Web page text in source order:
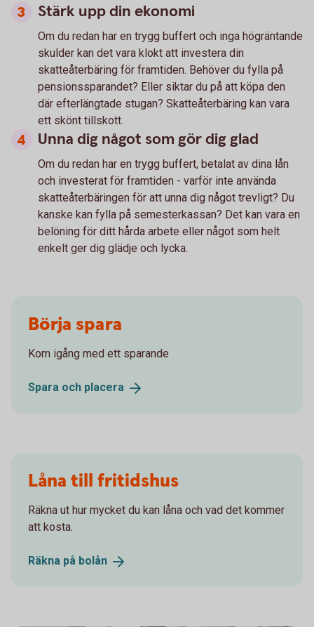
Stärk upp din ekonomi
Om du redan har en trygg buffert och inga högräntande
skulder kan det vara klokt att investera din
skatteåterbäring för framtiden. Behöver du fylla på
pensionssparandet? Eller siktar du på att köpa den
där efterlängtade stugan? Skatteåterbäring kan vara
ett skönt tillskott.
Unna dig något som gör dig glad
Om du redan har en trygg buffert, betalat av dina lån
och investerat för framtiden - varför inte använda
skatteåterbäringen för att unna dig något trevligt? Du
kanske kan fylla på semesterkassan? Det kan vara en
belöning för ditt hårda arbete eller något som helt
enkelt ger dig glädje och lycka.
Börja spara
Kom igång med ett sparande
Spara och placera
Låna till fritidshus
Räkna ut hur mycket du kan låna och vad det kommer
att kosta.
Räkna på bolån